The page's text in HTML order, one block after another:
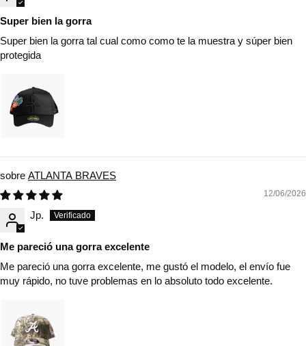
Super bien la gorra
Super bien la gorra tal cual como como te la muestra y súper bien
protegida
ATLANTA BRAVES
12/06/2026
Jp.
Me pareció una gorra excelente
Me pareció una gorra excelente, me gustó el modelo, el envío fue
muy rápido, no tuve problemas en lo absoluto todo excelente.